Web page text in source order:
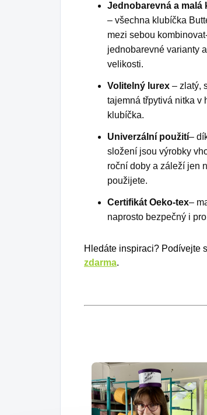
Jednobarevná a malá
– všechna klubíčka
mezi sebou
jednobarevné varianty
velikosti.
Volitelný lurex – zlatý,
tajemná třpytivá nitka v
klubíčka.
Univerzální použití–
složení jsou výrobky
roční doby a záleží jen
použijete.
Certifikát Oeko-tex–
naprosto bezpečný i
Hledáte inspiraci? Podívejte
zdarma.